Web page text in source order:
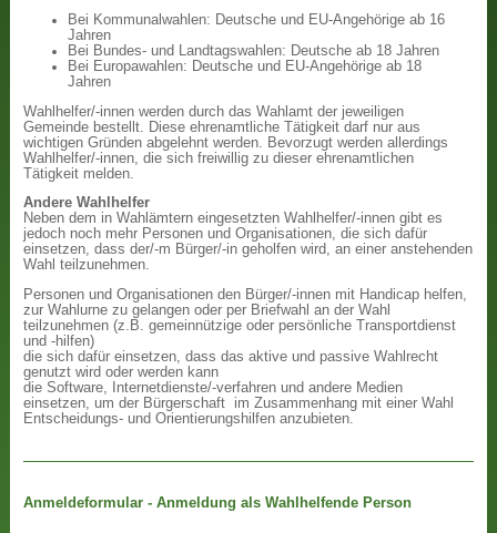
Bei Kommunalwahlen: Deutsche und EU-Angehörige ab 16
Jahren
Bei Bundes- und Landtagswahlen: Deutsche ab 18 Jahren
Bei Europawahlen: Deutsche und EU-Angehörige ab 18
Jahren
Wahlhelfer/-innen werden durch das Wahlamt der jeweiligen
Gemeinde bestellt. Diese ehrenamtliche Tätigkeit darf nur aus
wichtigen Gründen abgelehnt werden. Bevorzugt werden allerdings
Wahlhelfer/-innen, die sich freiwillig zu dieser ehrenamtlichen
Tätigkeit melden.
Andere Wahlhelfer
Neben dem in Wahlämtern eingesetzten Wahlhelfer/-innen gibt es
jedoch noch mehr Personen und Organisationen, die sich dafür
einsetzen, dass der/-m Bürger/-in geholfen wird, an einer anstehenden
Wahl teilzunehmen.
Personen und Organisationen den Bürger/-innen mit Handicap helfen,
zur Wahlurne zu gelangen oder per Briefwahl an der Wahl
teilzunehmen (z.B. gemeinnützige oder persönliche Transportdienst
und -hilfen)
die sich dafür einsetzen, dass das aktive und passive Wahlrecht
genutzt wird oder werden kann
die Software, Internetdienste/-verfahren und andere Medien
einsetzen, um der Bürgerschaft im Zusammenhang mit einer Wahl
Entscheidungs- und Orientierungshilfen anzubieten.
Anmeldeformular - Anmeldung als Wahlhelfende Person